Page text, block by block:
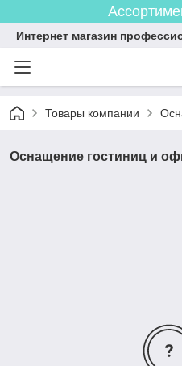
Интернет магазин
Товары компании
Оснащение гостиниц и